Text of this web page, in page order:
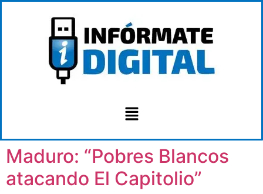
Maduro: “Pobres Blancos
atacando El Capitolio”